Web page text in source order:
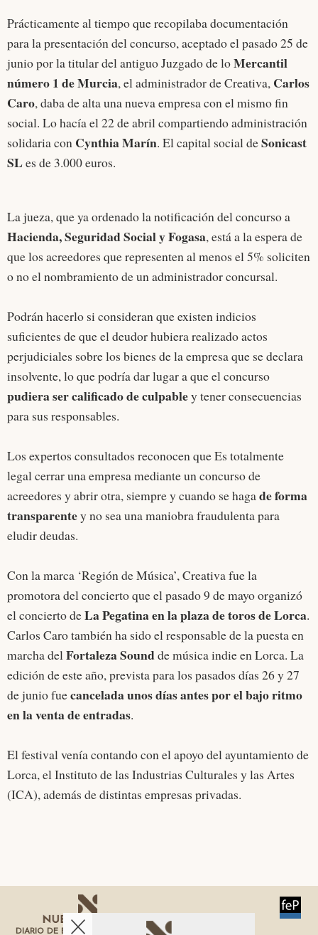
Prácticamente al tiempo que recopilaba documentación
para la presentación del concurso, aceptado el pasado 25 de
junio por la titular del antiguo Juzgado de loMercantil
número 1 de Murcia, el administrador de Creativa, Carlos
Caro, daba de alta una nueva empresa con el mismo fin
social. Lo hacía el 22 de abril compartiendo administración
solidaria con Cynthia Marín. El capital social deSonicast
SLes de 3.000 euros.
La jueza, que ya ordenado la notificación del concurso a
Hacienda, Seguridad Social y Fogasa, está a la espera de
que los acreedores que representen al menos el 5% soliciten
o no el nombramiento de un administrador concursal.
Podrán hacerlo si consideran que existen indicios
suficientes de que el deudor hubiera realizado actos
perjudiciales sobre los bienes de la empresa que se declara
insolvente, lo que podría dar lugar a que el concurso
pudiera ser calificado de culpabley tener consecuencias
para sus responsables.
Los expertos consultados reconocen que Es totalmente
legal cerrar una empresa mediante un concurso de
acreedores y abrir otra, siempre y cuando se hagade forma
transparentey no sea una maniobra fraudulenta para
eludir deudas.
Con la marca ‘Región de Música’, Creativa fue la
promotora del concierto que el pasado 9 de mayo organizó
el concierto deLa Pegatina en la plaza de toros de Lorca.
Carlos Caro también ha sido el responsable de la puesta en
marcha delFortaleza Soundde música indie en Lorca. La
edición de este año, prevista para los pasados días 26 y 27
de junio fuecancelada unos días antes por el bajo ritmo
en la venta de entradas.
El festival venía contando con el apoyo del ayuntamiento de
Lorca, el Instituto de las Industrias Culturales y las Artes
(ICA), además de distintas empresas privadas.
DIARIO DE ECONOMÍA DE LA REGIÓN DE MURCIA